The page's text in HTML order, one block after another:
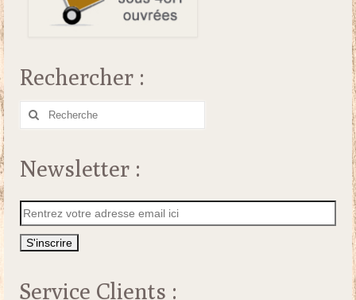
Rechercher :
Rechercher
Newsletter :
Service Clients :